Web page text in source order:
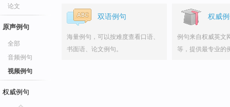
论文
原声例句
全部
音频例句
视频例句
权威例句
双语例句
海量例句，可以按难度查看口语、
书面语、论文例句。
权威
例句来自权威英文
等，提供最专业的